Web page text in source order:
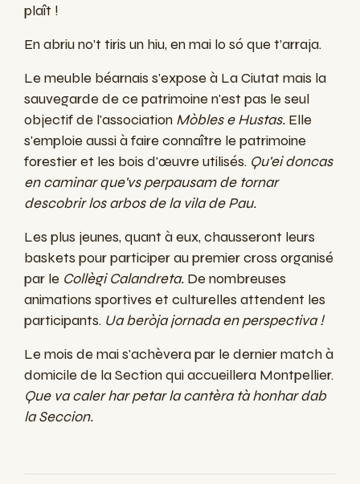
plaît !
En abriu no’t tiris un hiu, en mai lo só que t’arraja.
Le meuble béarnais s'expose à La Ciutat mais la
sauvegarde de ce patrimoine n'est pas le seul
objectif de l'association Mòbles e Hustas. Elle
s'emploie aussi à faire connaître le patrimoine
forestier et les bois d'œuvre utilisés. Qu'ei doncas
en caminar que'vs perpausam de tornar
descobrir los arbos de la vila de Pau.
Les plus jeunes, quant à eux, chausseront leurs
baskets pour participer au premier cross organisé
par le Collègi Calandreta. De nombreuses
animations sportives et culturelles attendent les
participants. Ua beròja jornada en perspectiva !
Le mois de mai s'achèvera par le dernier match à
domicile de la Section qui accueillera Montpellier.
Que va caler har petar la cantèra tà honhar dab
la Seccion.